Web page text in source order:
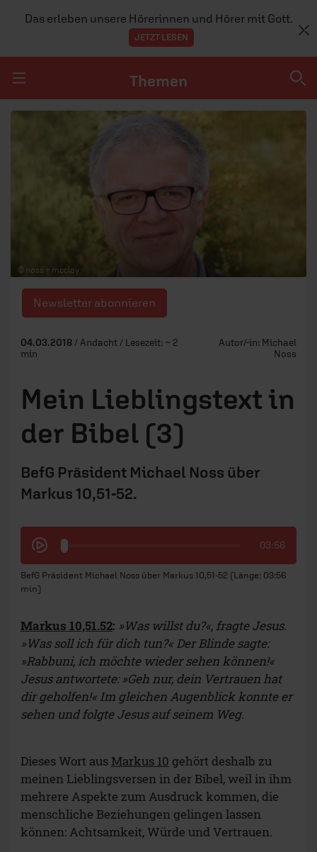
Das erleben unsere Hörerinnen und Hörer mit Gott.
JETZT LESEN
Navigation überspringen
Themen
TEAM
© noss + mccloy
Newsletter abonnieren
04.03.2018 / Andacht / Lesezeit: ~ 2
min
Autor/-in: Michael
Noss
Mein Lieblingstext in
der Bibel (3)
BefG Präsident Michael Noss über
Markus 10,51-52.
03:56
BefG Präsident Michael Noss über Markus 10,51-52 (Länge: 03:56
min)
Markus 10,51.52: »Was willst du?«, fragte Jesus.
»Was soll ich für dich tun?« Der Blinde sagte:
»Rabbuni, ich möchte wieder sehen können!«
Jesus antwortete: »Geh nur, dein Vertrauen hat
dir geholfen!« Im gleichen Augenblick konnte er
sehen und folgte Jesus auf seinem Weg.
Dieses Wort aus Markus 10 gehört deshalb zu
meinen Lieblingsversen in der Bibel, weil in ihm
mehrere Aspekte zum Ausdruck kommen, die
menschliche Beziehungen gelingen lassen
können: Achtsamkeit, Würde und Vertrauen.